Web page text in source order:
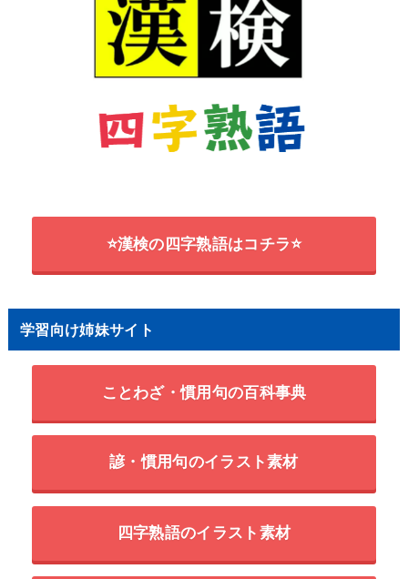
⭐漢検の四字熟語はコチラ⭐
学習向け姉妹サイト
ことわざ・慣用句の百科事典
諺・慣用句のイラスト素材
四字熟語のイラスト素材